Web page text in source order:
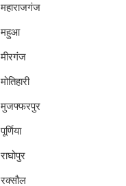
महाराजगंज
महुआ
मीरगंज
मोतिहारी
मुजफ्फरपुर
पूर्णिया
राघोपुर
रक्सौल